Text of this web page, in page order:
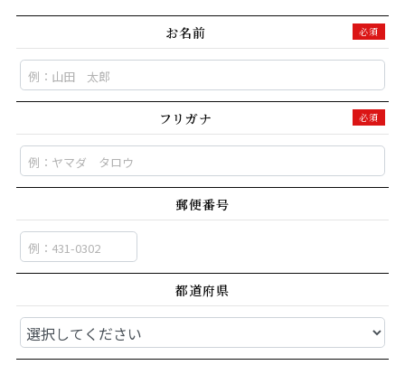
お名前 必須
フリガナ 必須
郵便番号
都道府県